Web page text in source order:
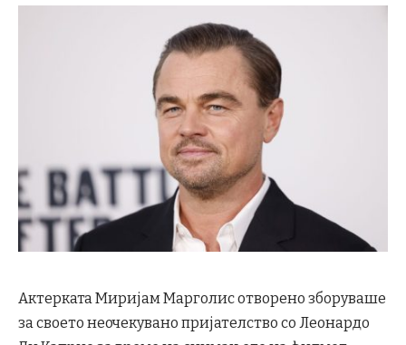
Актерката Миријам Марголис отворено зборуваше
за своето неочекувано пријателство со Леонардо